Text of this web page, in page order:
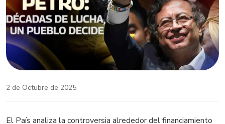
2 de Octubre de 2025
El País analiza la controversia alrededor del financiamiento